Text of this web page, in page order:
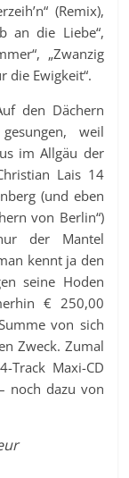
(Remix),
an die Liebe“,
„Zwanzig
die Ewigkeit“.
den Dächern
weil
im Allgäu der
Lais 14
(und eben
von Berlin“)
der Mantel
kennt ja den
seine Hoden
€ 250,00
von sich
Zweck. Zumal
Track Maxi-CD
noch dazu von